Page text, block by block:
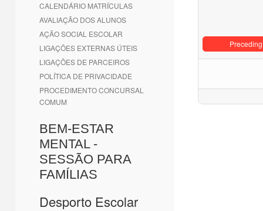
CALENDÁRIO MATRÍCULAS
AVALIAÇÃO DOS ALUNOS
AÇÃO SOCIAL ESCOLAR
LIGAÇÕES EXTERNAS ÚTEIS
LIGAÇÕES DE PARCEIROS
POLÍTICA DE PRIVACIDADE
PROCEDIMENTO CONCURSAL
COMUM
BEM-ESTAR
MENTAL -
SESSÃO PARA
FAMÍLIAS
Desporto Escolar